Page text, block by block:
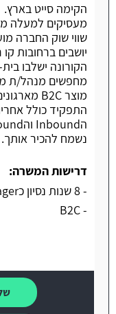
הקימה סייט בארץ.
מעסיקים למעלה מ1200 עובדים בעולם, 100 בארץ.
שווי שוק החברה
יושבים ברחובות
הקורונה ישלבו
מחפשים מנהל/ת
מוצר B2C מארגונים גלובליים.
התפקיד כולל
הInbound והOutbound.
נשמח להכיר אותך.
דרישות המשרה:
- 8 שנות נסיון כProduct Manager
- B2C